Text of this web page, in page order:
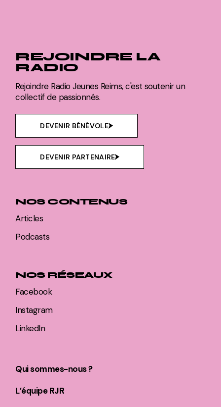
REJOINDRE LA
RADIO
Rejoindre Radio Jeunes Reims, c'est soutenir un
collectif de passionnés.
DEVENIR BÉNÉVOLE
DEVENIR PARTENAIRE
NOS CONTENUS
Articles
Podcasts
NOS RÉSEAUX
Facebook
Instagram
LinkedIn
Qui sommes-nous ?
L’équipe RJR